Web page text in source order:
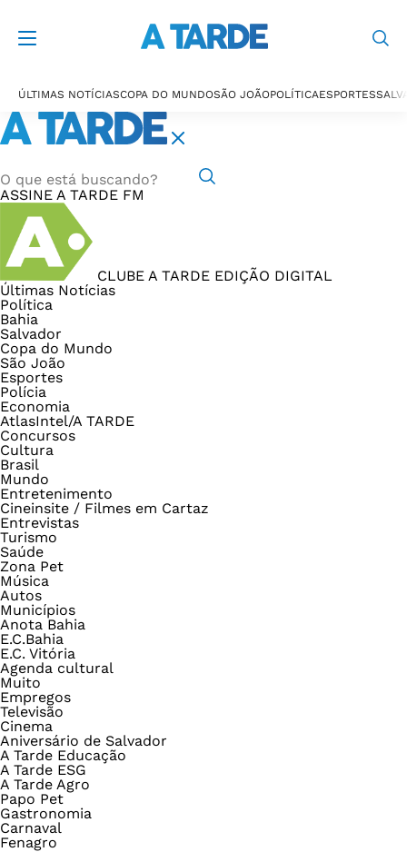
ÚLTIMAS NOTÍCIASCOPA DO MUNDOSÃO JOÃOPOLÍTICAESPORTES
ASSINE A TARDE FM
CLUBE A TARDE EDIÇÃO DIGITAL
Últimas Notícias
Política
Bahia
Salvador
Copa do Mundo
São João
Esportes
Polícia
Economia
AtlasIntel/A TARDE
Concursos
Cultura
Brasil
Mundo
Entretenimento
Cineinsite / Filmes em Cartaz
Entrevistas
Turismo
Saúde
Zona Pet
Música
Autos
Municípios
Anota Bahia
E.C.Bahia
E.C. Vitória
Agenda cultural
Muito
Empregos
Televisão
Cinema
Aniversário de Salvador
A Tarde Educação
A Tarde ESG
A Tarde Agro
Papo Pet
Gastronomia
Carnaval
Fenagro